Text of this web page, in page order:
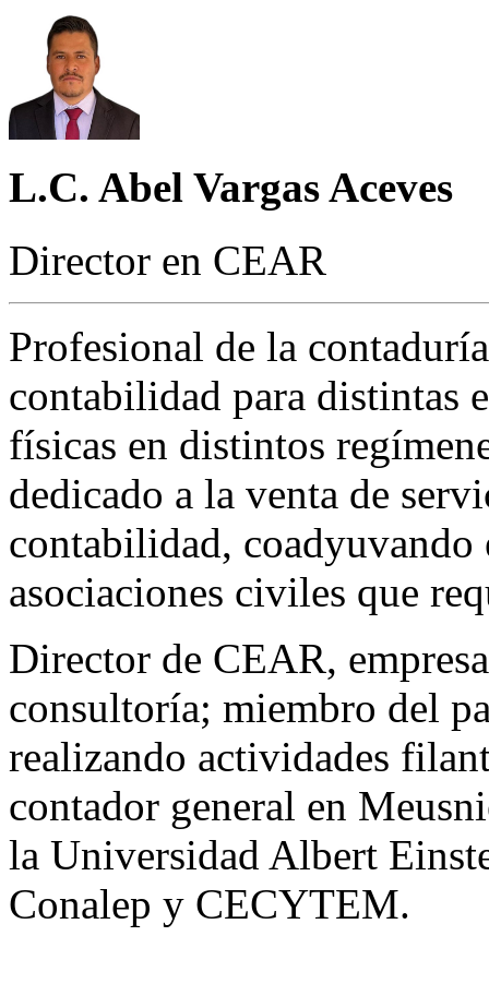
L.C. Abel Vargas Aceves
Director en CEAR
Profesional de la
contabilidad para distintas
físicas en distintos
dedicado a la venta de
contabilidad, coadyuvando
asociaciones civiles que
Director de CEAR,
consultoría; miembro del
realizando actividades
contador general en
la Universidad Albert
Conalep y CECYTEM.